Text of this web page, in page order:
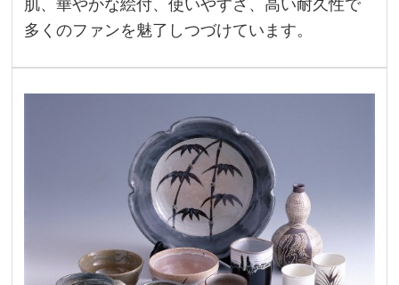
多くのファンを魅了しつづけています。